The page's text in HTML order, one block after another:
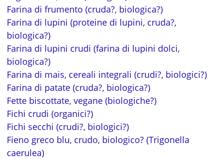
Farina di frumento (cruda?, biologica?)
Farina di lupini (proteine di lupini, cruda?,
biologica?)
Farina di lupini crudi (farina di lupini dolci,
biologica?)
Farina di mais, cereali integrali (crudi?, biologici?)
Farina di patate (cruda?, biologica?)
Fette biscottate, vegane (biologiche?)
Fichi crudi (organici?)
Fichi secchi (crudi?, biologici?)
Fieno greco blu, crudo, biologico? (Trigonella
caerulea)